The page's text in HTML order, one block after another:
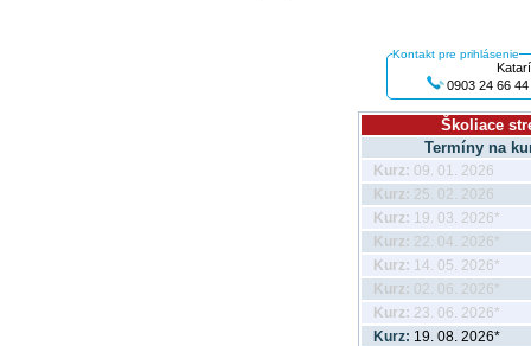
Kontakt pre prihlásenie
0903 24 66
Školiace
Termíny na
Kurz: 09. 01. 2026
Kurz: 25. 02. 2026
Kurz: 19. 03. 2026*
Kurz: 22. 04. 2026*
Kurz: 14. 05. 2026*
Kurz: 02. 06. 2026*
Kurz: 23. 06. 2026*
Kurz: 19. 08. 2026*